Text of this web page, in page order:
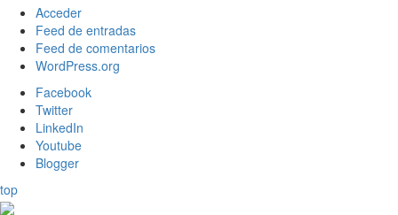
Acceder
Feed de entradas
Feed de comentarios
WordPress.org
Facebook
Twitter
LinkedIn
Youtube
Blogger
top